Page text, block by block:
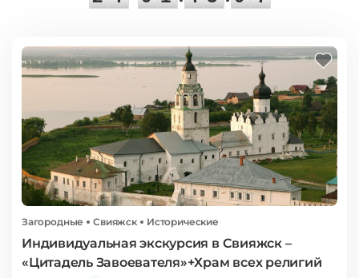
Загородные Свияжск Исторические
Индивидуальная экскурсия в Свияжск –
«Цитадель Завоевателя»+Храм всех религий